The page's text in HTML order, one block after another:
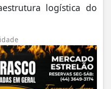
logística do